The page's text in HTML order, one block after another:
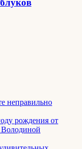
неправильно
рождения от